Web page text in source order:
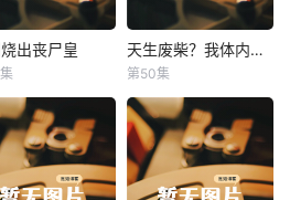
火刑烧出丧尸皇
出丧尸皇 天生废柴？我体内有神血 天生废柴？我体内有神血
第50集